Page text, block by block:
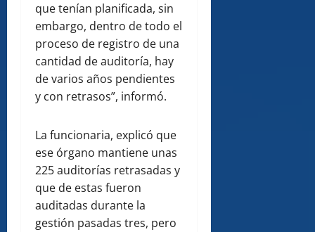
que tenían planificada, sin
embargo, dentro de todo el
proceso de registro de una
cantidad de auditoría, hay
de varios años pendientes
y con retrasos”, informó.
La funcionaria, explicó que
ese órgano mantiene unas
225 auditorías retrasadas y
que de estas fueron
auditadas durante la
gestión pasadas tres, pero